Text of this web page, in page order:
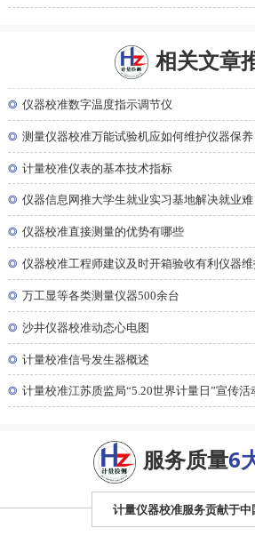
相关文章
◎ 仪器校准数字温度指示调节仪
◎ 测量仪器校准万能试验机应如何维护仪器保养
◎ 计量校准仪表的基本技术指标
◎ 仪器信息网推大学生就业实习基地解决就业难
◎ 仪器校准直接测量的优势有哪些
◎ 仪器校准工程师建议及时开箱验收有利仪器
◎ 万工显等各类测量仪器500余台
◎ 沙井仪器校准动态心电图
◎ 计量校准信号发生器概述
◎ 计量校准江苏质监局“5.20世界计量日”宣传活
服务质量6
计量仪器校准服务贡献于中